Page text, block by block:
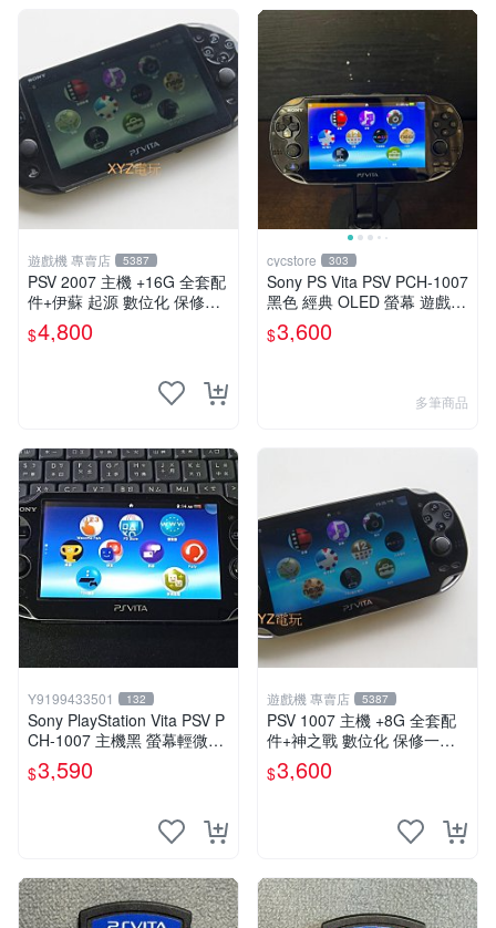
遊戲機 專賣店 5387
PSV 2007 主機 +16G 全套配
件+伊蘇 起源 數位化 保修一
年 品質有保障
$4,800
cycstore 303
Sony PS Vita PSV PCH-1007
黑色 經典 OLED 螢幕 遊戲掌
機 附充電線 經典收藏 掌上型
遊戲機
$3,600
多筆商品
Y9199433501 132
Sony PlayStation Vita PSV P
CH-1007 主機黑 螢幕輕微老
化 可安裝遊戲 系統3.74書
$3,590
遊戲機 專賣店 5387
PSV 1007 主機 +8G 全套配
件+神之戰 數位化 保修一年
品質有保障 psvita
$3,600